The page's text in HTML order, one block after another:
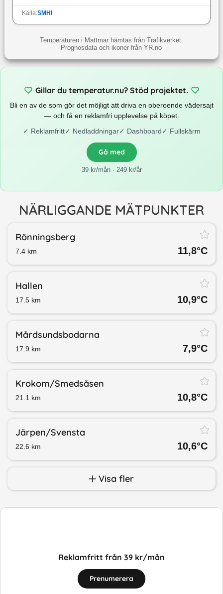
Källa:SMHI
Temperaturen i Mattmar hämtas från Trafikverket.
Prognosdata och ikoner från YR.no
Gillar du temperatur.nu? Stöd projektet.
Bli en av de som gör det möjligt att driva en oberoende vädersajt
— och få en reklamfri upplevelse på köpet.
✓ Reklamfritt✓ Nedladdningar✓ Dashboard✓ Fullskärm
Gå med
39 kr/mån · 249 kr/år
NÄRLIGGANDE MÄTPUNKTER
Rönningsberg
7.4 km 11,8°C
Hallen
17.5 km 10,9°C
Mårdsundsbodarna
17.9 km 7,9°C
Krokom/​Smedsåsen
21.1 km 10,8°C
Järpen/​Svensta
22.6 km 10,6°C
Visa fler
Reklamfritt från 39 kr/mån
Prenumerera